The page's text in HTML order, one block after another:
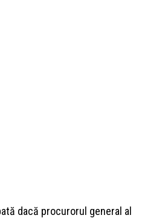
dacă procurorul general al